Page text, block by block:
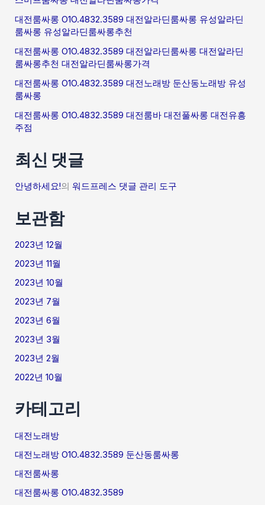
대전룸싸롱 O1O.4832.3589 대전알라딘룸싸롱 유성알라딘
룸싸롱 유성알라딘룸싸롱추천
대전룸싸롱 O1O.4832.3589 대전알라딘룸싸롱 대전알라딘
룸싸롱추천 대전알라딘룸싸롱가격
대전룸싸롱 O1O.4832.3589 대전노래방 둔산동노래방 유성
룸싸롱
대전룸싸롱 O1O.4832.3589 대전룸바 대전풀싸롱 대전유흥
주점
최신 댓글
안녕하세요!의워드프레스 댓글 관리 도구
보관함
2023년 12월
2023년 11월
2023년 10월
2023년 7월
2023년 6월
2023년 3월
2023년 2월
2022년 10월
카테고리
대전노래방
대전노래방 O1O.4832.3589 둔산동룸싸롱
대전룸싸롱
대전룸싸롱 O1O.4832.3589